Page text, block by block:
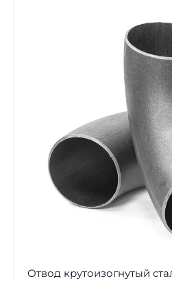
Отвод крутоизогнутый